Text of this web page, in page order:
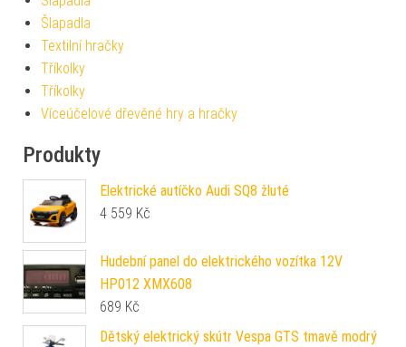
Šlapadla
Textilní hračky
Tříkolky
Tříkolky
Víceúčelové dřevěné hry a hračky
Produkty
Elektrické autíčko Audi SQ8 žluté
4 559 Kč
Hudební panel do elektrického vozítka 12V
HP012 XMX608
689 Kč
Dětský elektrický skútr Vespa GTS tmavě modrý